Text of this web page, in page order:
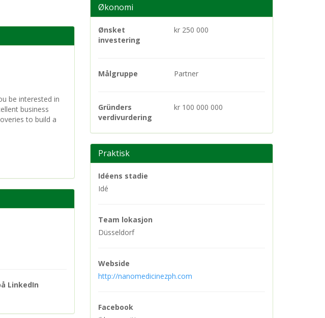
be interested in
business
to build a
LinkedIn
Økonomi
Ønsket
investering
kr 250 000
Målgruppe Partner
Gründers
verdivurdering
kr 100 000 000
Praktisk
Idéens stadie
Idé
Team lokasjon
Düsseldorf
Webside
http://nanomedicinezph.com
Facebook